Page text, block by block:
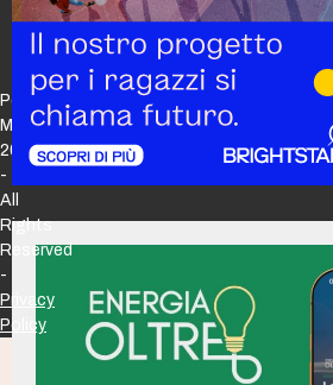
Policy
Maker
2026
-
All
Rights
Reserved
-
Privacy
Policy